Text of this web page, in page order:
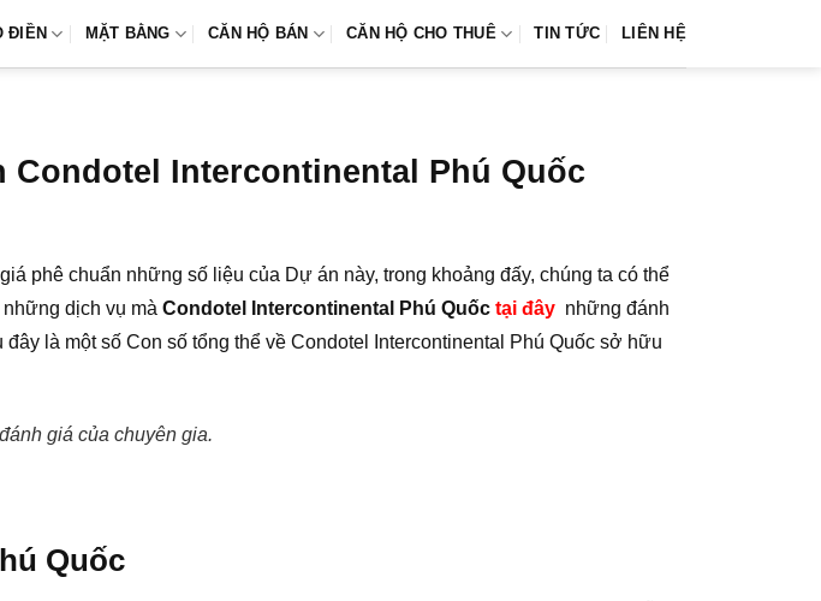
ĐIỀN MẶT BẰNG CĂN HỘ BÁN CĂN HỘ CHO THUÊ TIN TỨC LIÊN HỆ
Intercontinental Phú Quốc
phê chuẩn những số liệu của Dự án này, trong khoảng đấy, chúng ta có thể
dịch vụ mà Condotel Intercontinental Phú Quốc tại đây những đánh
là một số Con số tổng thể về Condotel Intercontinental Phú Quốc sở hữu
giá của chuyên gia.
Quốc